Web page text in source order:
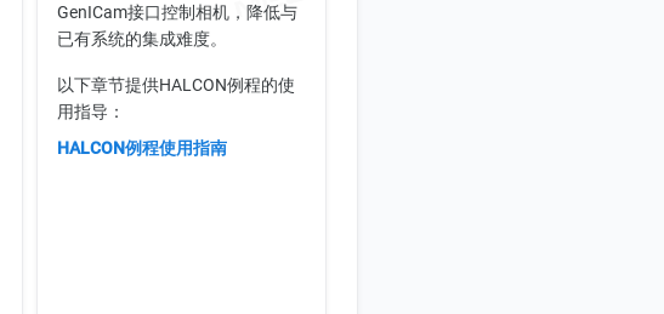
GenICam接口控制相机，降低与
已有系统的集成难度。
以下章节提供HALCON例程的使
用指导：
HALCON例程使用指南